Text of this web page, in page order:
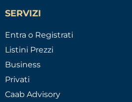
SERVIZI
Entra o Registrati
Listini Prezzi
Business
Privati
Caab Advisory